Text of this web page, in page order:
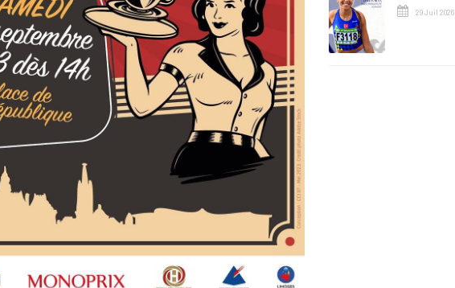
29 Juil 2026